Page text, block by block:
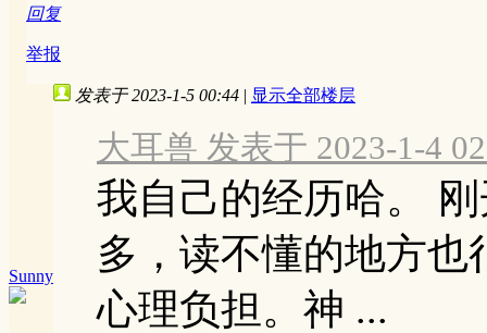
回复
举报
Sunny
发表于 2023-1-5 00:44 | 显示全部楼层
大耳兽 发表于 2023-1-4
我自己的经历哈。
多，读不懂的地方
心理负担。神 ...